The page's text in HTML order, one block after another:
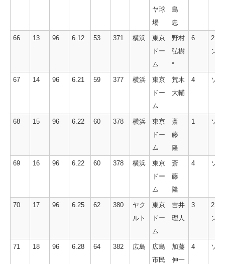
ヤ球
場
島
忠
66 13 96 6.12 53 371 横浜
東京
ドー
ム
野村
弘樹
*
6
2ラ
ン
67 14 96 6.21 59 377 横浜
東京
ドー
ム
荒木
大輔
4 ソロ
68 15 96 6.22 60 378 横浜
東京
ドー
ム
斎
藤
隆
1 ソロ
69 16 96 6.22 60 378 横浜
東京
ドー
ム
斎
藤
隆
4 ソロ
70 17 96 6.25 62 380
ヤク
ルト
東京
ドー
ム
吉井
理人
3
2ラ
ン
71 18 96 6.28 64 382 広島
広島
市民
加藤
伸一
4 ソロ